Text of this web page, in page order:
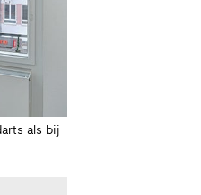
als bij